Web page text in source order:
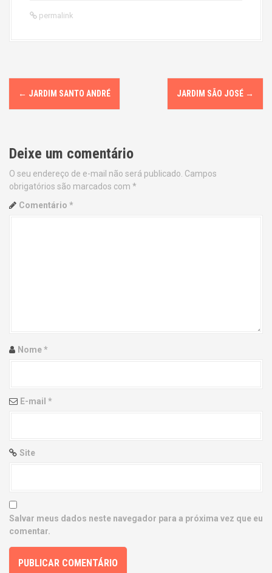
permalink
P
o
t
n
a
i
n
← JARDIM SANTO ANDRÉ JARDIM SÃO JOSÉ →
Deixe um comentário
O seu endereço de e-mail não será publicado. Campos
obrigatórios são marcados com *
Comentário *
Nome*
E-mail *
Site
Salvar meus dados neste navegador para a próxima vez que eu
comentar.